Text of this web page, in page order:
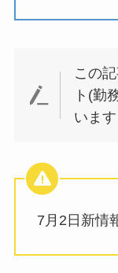
この
ト(勤
います
7月2日新情